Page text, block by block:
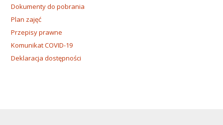
Dokumenty do pobrania
Plan zajęć
Przepisy prawne
Komunikat COVID-19
Deklaracja dostępności